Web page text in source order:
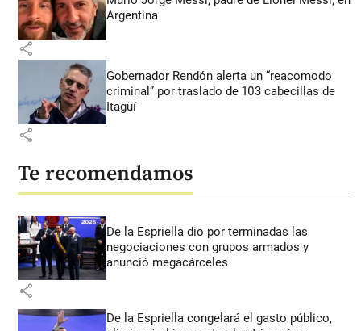
Argentina
share
Gobernador Rendón alerta un “reacomodo
criminal” por traslado de 103 cabecillas de
Itagüí
share
Te recomendamos
De la Espriella dio por terminadas las
negociaciones con grupos armados y
anunció megacárceles
share
De la Espriella congelará el gasto público,